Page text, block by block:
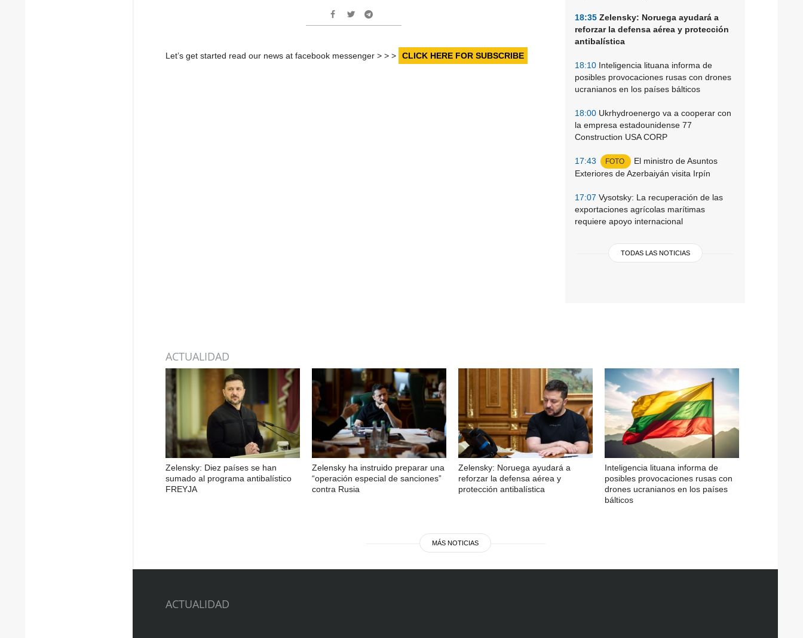
18:35 Zelensky: Noruega ayudará a
reforzar la defensa aérea y protección
antibalística
18:10 Inteligencia lituana informa de
posibles provocaciones rusas con drones
ucranianos en los países bálticos
18:00 Ukrhydroenergo va a cooperar con
la empresa estadounidense 77
Construction USA CORP
17:43 FOTO
El ministro de Asuntos
Exteriores de Azerbaiyán visita Irpín
17:07 Vysotsky: La recuperación de las
exportaciones agrícolas marítimas
requiere apoyo internacional
TODAS LAS NOTICIAS
Let’s get started read our news at facebook messenger > > > CLICK HERE FOR SUBSCRIBE
ACTUALIDAD
Zelensky: Diez países se han
sumado al programa antibalístico
FREYJA
Zelensky ha instruido preparar una
“operación especial de sanciones”
contra Rusia
Zelensky: Noruega ayudará a
reforzar la defensa aérea y
protección antibalística
Inteligencia lituana informa de
posibles provocaciones rusas con
drones ucranianos en los países
bálticos
MÁS NOTICIAS
ACTUALIDAD